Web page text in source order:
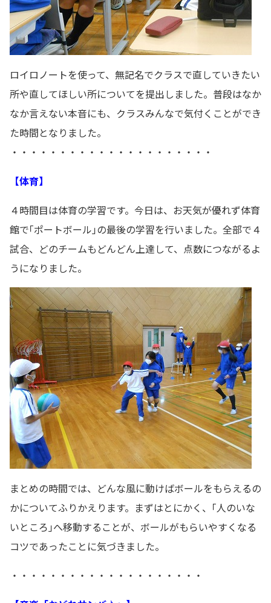
ロイロノートを使って、無記名でクラスで直していきたい
所や直してほしい所についてを提出しました。普段はなか
なか言えない本音にも、クラスみんなで気付くことができ
た時間となりました。
・・・・・・・・・・・・・・・・・・・・・
【体育】
４時間目は体育の学習です。今日は、お天気が優れず体育
館で｢ポートボール｣の最後の学習を行いました。全部で４
試合、どのチームもどんどん上達して、点数につながるよ
うになりました。
まとめの時間では、どんな風に動けばボールをもらえるの
かについてふりかえります。まずはとにかく、｢人のいな
いところ｣へ移動することが、ボールがもらいやすくなる
コツであったことに気づきました。
・・・・・・・・・・・・・・・・・・・・